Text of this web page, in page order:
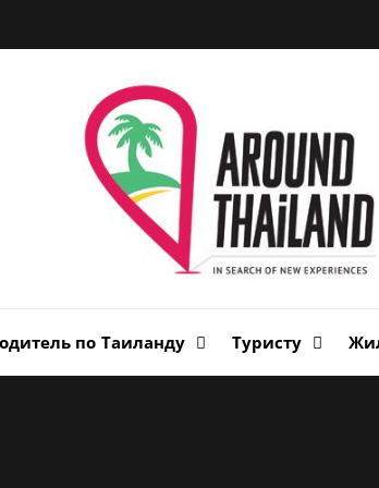
по Таиланду Туристу